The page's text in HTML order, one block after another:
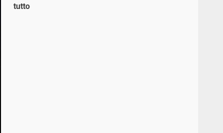
tutto